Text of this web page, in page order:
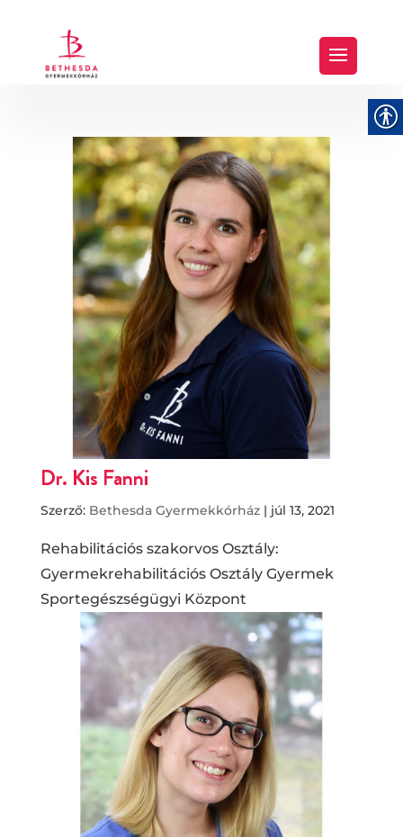
Dr. Kis Fanni
Szerző: Bethesda Gyermekkórház| júl 13, 2021
Rehabilitációs szakorvos Osztály:
Gyermekrehabilitációs Osztály Gyermek
Sportegészségügyi Központ